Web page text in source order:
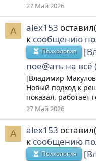
27 Май 2026
A alex153
к сообщению
Психология
пое@aть на всё
[Владимир
Новый подход к
показал, работает
27 Май 2026
A alex153
к сообщению
Психология